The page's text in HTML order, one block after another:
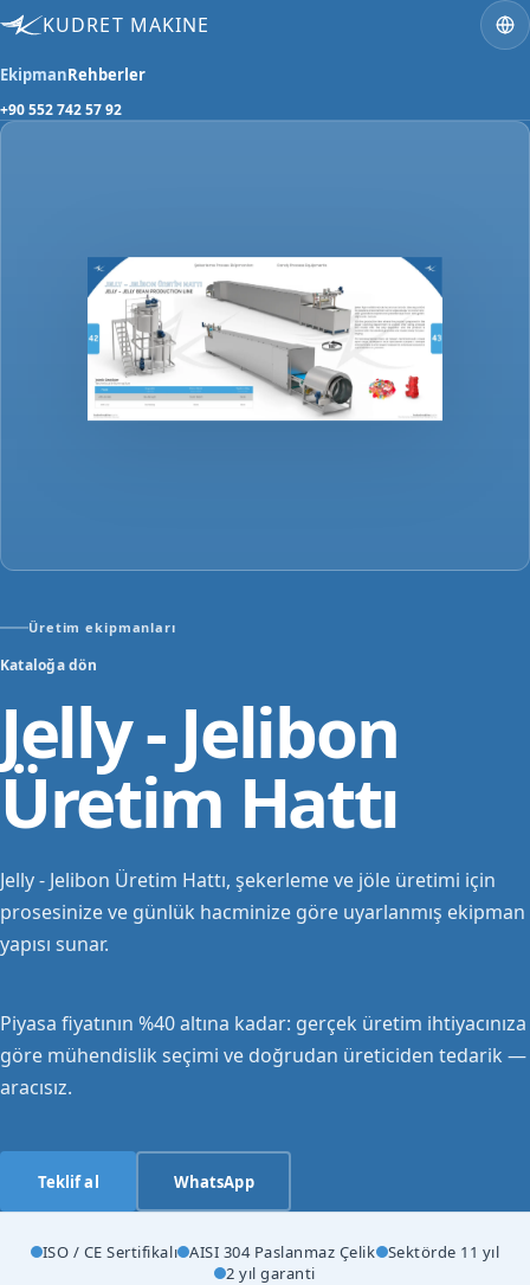
KUDRET MAKINE
EkipmanRehberler
+90 552 742 57 92
Üretim ekipmanları
Kataloğa dön
Jelly - Jelibon
Üretim Hattı
Jelly - Jelibon Üretim Hattı, şekerleme ve jöle üretimi için
prosesinize ve günlük hacminize göre uyarlanmış ekipman
yapısı sunar.
Piyasa fiyatının %40 altına kadar: gerçek üretim ihtiyacınıza
göre mühendislik seçimi ve doğrudan üreticiden tedarik —
aracısız.
Teklif al WhatsApp
ISO / CE Sertifikalı AISI 304 Paslanmaz Çelik Sektörde 11 yıl
2 yıl garanti